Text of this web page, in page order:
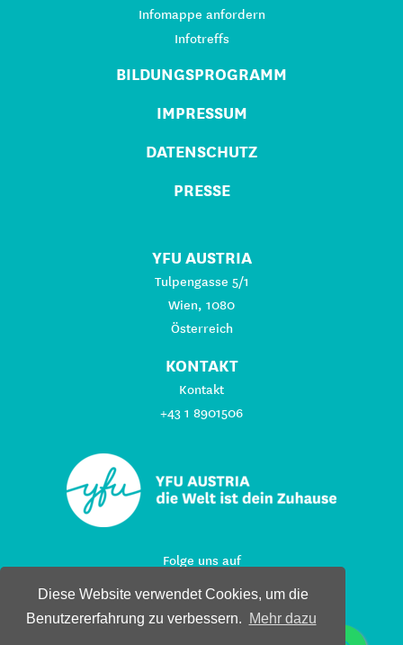
Diese Website verwendet Cookies, um die
Benutzererfahrung zu verbessern.
Mehr dazu
Infomappe anfordern
Infotreffs
BILDUNGSPROGRAMM
IMPRESSUM
DATENSCHUTZ
PRESSE
YFU AUSTRIA
Tulpengasse 5/1
Wien, 1080
Österreich
KONTAKT
Kontakt
+43 1 8901506
Folge uns auf